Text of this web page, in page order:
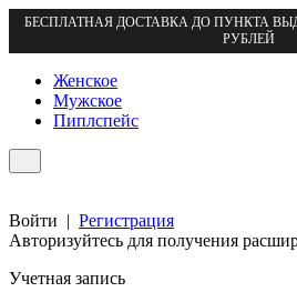
БЕСПЛАТНАЯ ДОСТАВКА ДО ПУНКТА
РУБЛЕЙ
Женское
Мужское
Пиплспейс
Войти | Регистрация
Авторизуйтесь для получения
Учетная запись